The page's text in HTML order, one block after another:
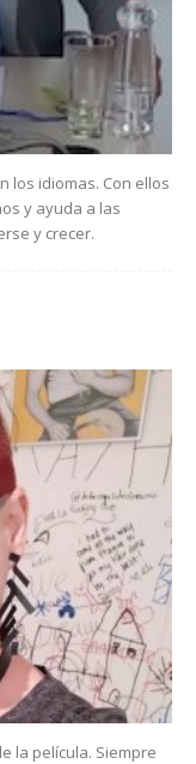
los idiomas. Con ellos
y ayuda a las
y crecer.
la película. Siempre